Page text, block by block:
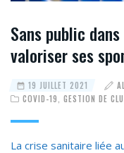
Sans public
valoriser ses
19 JUILLET 2021
COVID-19
GESTION DE
La crise sanitaire liée